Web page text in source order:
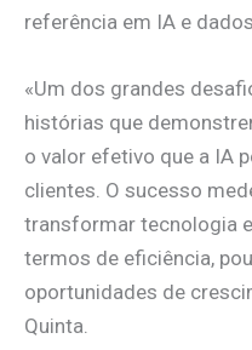
referência em IA e dados.
«Um dos grandes
histórias que
o valor efetivo que a IA
clientes. O sucesso
transformar tecnologia
termos de eficiência,
oportunidades de
Quinta.